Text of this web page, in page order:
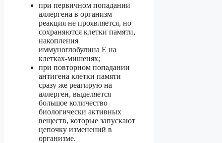
при первичном попадании
аллергена в организм
реакция не проявляется, но
сохраняются клетки памяти,
накопления
иммуноглобулина Е на
клетках-мишенях;
при повторном попадании
антигена клетки памяти
сразу же реагирую на
аллерген, выделяется
большое количество
биологически активных
веществ, которые запускают
цепочку изменений в
организме.